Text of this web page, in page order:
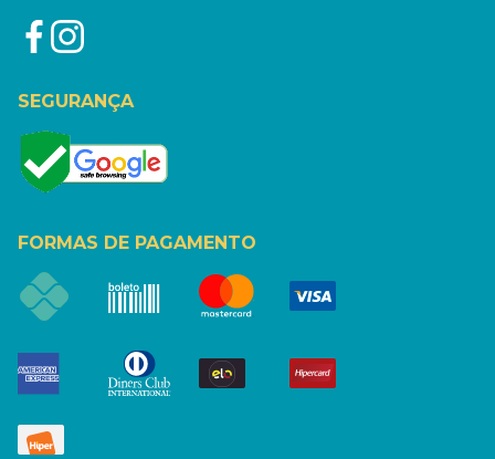
SEGURANÇA
FORMAS DE PAGAMENTO